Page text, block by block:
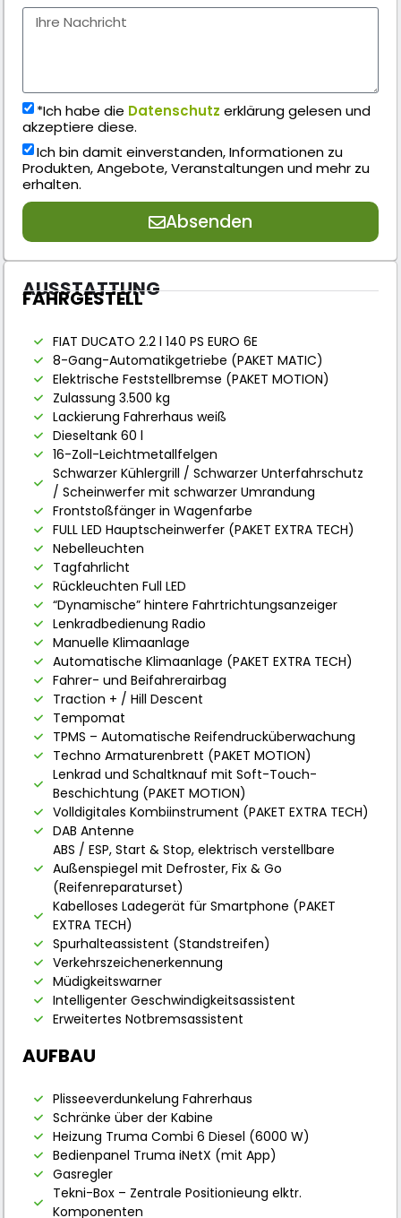
*Ich habe die Datenschutz erklärung gelesen und
akzeptiere diese.
Ich bin damit einverstanden, Informationen zu
Produkten, Angebote, Veranstaltungen und mehr zu
erhalten.
Absenden
AUSSTATTUNG
FAHRGESTELL
FIAT DUCATO 2.2 l 140 PS EURO 6E
8-Gang-Automatikgetriebe (PAKET MATIC)
Elektrische Feststellbremse (PAKET MOTION)
Zulassung 3.500 kg
Lackierung Fahrerhaus weiß
Dieseltank 60 l
16-Zoll-Leichtmetallfelgen
Schwarzer Kühlergrill / Schwarzer Unterfahrschutz
/ Scheinwerfer mit schwarzer Umrandung
Frontstoßfänger in Wagenfarbe
FULL LED Hauptscheinwerfer (PAKET EXTRA TECH)
Nebelleuchten
Tagfahrlicht
Rückleuchten Full LED
“Dynamische” hintere Fahrtrichtungsanzeiger
Lenkradbedienung Radio
Manuelle Klimaanlage
Automatische Klimaanlage (PAKET EXTRA TECH)
Fahrer- und Beifahrerairbag
Traction + / Hill Descent
Tempomat
TPMS – Automatische Reifendrucküberwachung
Techno Armaturenbrett (PAKET MOTION)
Lenkrad und Schaltknauf mit Soft-Touch-
Beschichtung (PAKET MOTION)
Volldigitales Kombiinstrument (PAKET EXTRA TECH)
DAB Antenne
ABS / ESP, Start & Stop, elektrisch verstellbare
Außenspiegel mit Defroster, Fix & Go
(Reifenreparaturset)
Kabelloses Ladegerät für Smartphone (PAKET
EXTRA TECH)
Spurhalteassistent (Standstreifen)
Verkehrszeichenerkennung
Müdigkeitswarner
Intelligenter Geschwindigkeitsassistent
Erweitertes Notbremsassistent
AUFBAU
Plisseeverdunkelung Fahrerhaus
Schränke über der Kabine
Heizung Truma Combi 6 Diesel (6000 W)
Bedienpanel Truma iNetX (mit App)
Gasregler
Tekni-Box – Zentrale Positionieung elktr.
Komponenten